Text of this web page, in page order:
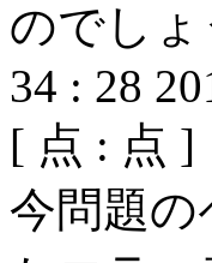
のでしょ
34 : 28
[ 点 : 点 ]
今問題